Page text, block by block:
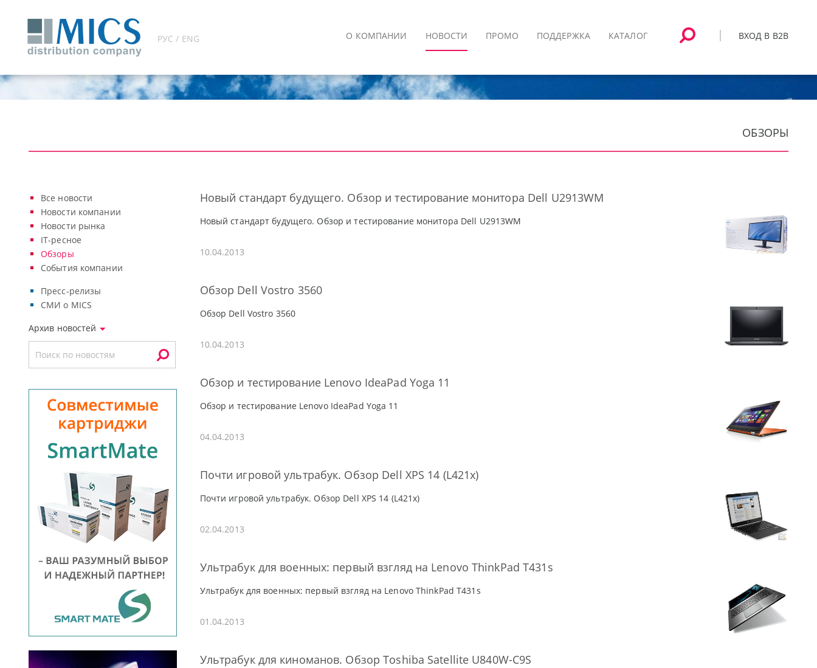
РУС / ENG ВХОД В B2B
О КОМПАНИИ НОВОСТИ ПРОМО ПОДДЕРЖКА КАТАЛОГ
ОБЗОРЫ
Все новости
Новости компании
Новости рынка
IT-ресное
Обзоры
События компании
Пресс-релизы
СМИ о MICS
Архив новостей
Новый стандарт будущего. Обзор и тестирование монитора Dell U2913WM
Новый стандарт будущего. Обзор и тестирование монитора Dell U2913WM
10.04.2013
Обзор Dell Vostro 3560
Обзор Dell Vostro 3560
10.04.2013
Обзор и тестирование Lenovo IdeaPad Yoga 11
Обзор и тестирование Lenovo IdeaPad Yoga 11
04.04.2013
Почти игровой ультрабук. Обзор Dell XPS 14 (L421x)
Почти игровой ультрабук. Обзор Dell XPS 14 (L421x)
02.04.2013
Ультрабук для военных: первый взгляд на Lenovo ThinkPad T431s
Ультрабук для военных: первый взгляд на Lenovo ThinkPad T431s
01.04.2013
Ультрабук для киноманов. Обзор Toshiba Satellite U840W-C9S